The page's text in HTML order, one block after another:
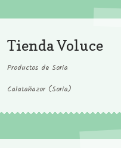
Tienda Voluce
Productos de Soria
Calatañazor (Soria)